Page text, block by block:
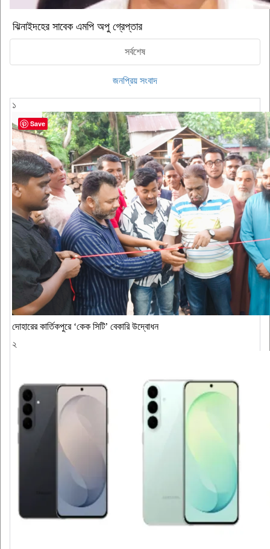
ঝিনাইদহের সাবেক এমপি অপু গ্রেপ্তার
সর্বশেষ
জনপ্রিয় সংবাদ
১
দোহারের কার্তিকপুরে ‘কেক সিটি’ বেকারি উদ্বোধন
২
Save